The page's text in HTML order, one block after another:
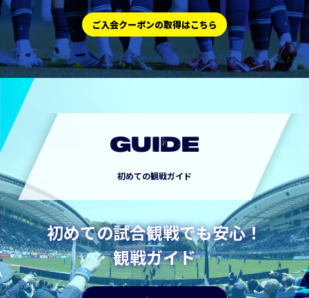
ご入会クーポンの取得はこちら
GUIDE
初めての観戦ガイド
初めての試合観戦でも安心！
観戦ガイド